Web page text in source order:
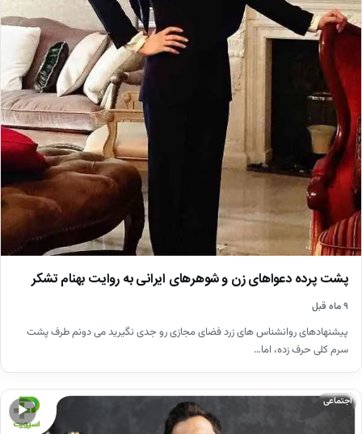
پشت پرده دعواهای زن و شوهرهای ایرانی به روایت بهنام تشکر
۹ ماه قبل
پیشنهادهای روانشناس های زرد فضای مجازی رو جدی نگیرید می دونم طرف پشت
سرم کلی حرف زده، اما…
▶
اجتماعی